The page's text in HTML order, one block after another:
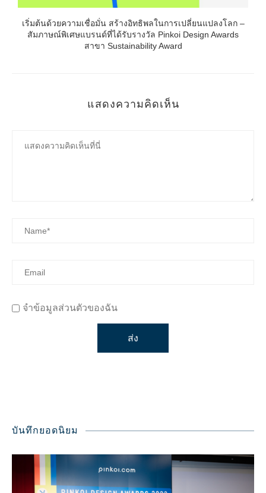
เริ่มต้นด้วยความเชื่อมั่น สร้างอิทธิพลในการเปลี่ยนแปลงโลก –
สัมภาษณ์พิเศษแบรนด์ที่ได้รับรางวัล Pinkoi Design Awards
สาขา Sustainability Award
แสดงความคิดเห็น
จำข้อมูลส่วนตัวของฉัน
บันทึกยอดนิยม